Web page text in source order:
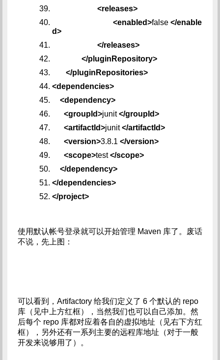
<releases>
<enabled>false </enable
d>
</releases>
</pluginRepository>
</pluginRepositories>
<dependencies>
<dependency>
<groupId>junit</groupId>
<artifactId>junit</artifactId>
<version>3.8.1 </version>
<scope>test</scope>
</dependency>
</dependencies>
</project>
使用默认帐号登录就可以开始管理 Maven 库了。废话
不说，先上图：
可以看到，Artifactory 给我们定义了 6 个默认的 repo
库（见中上方红框），当然我们也可以自己添加。然
后每个 repo 库都对应着各自的虚拟地址（见右下方红
框），另外还有一系列主要的远程库地址（对于一般
开发来说够用了）。